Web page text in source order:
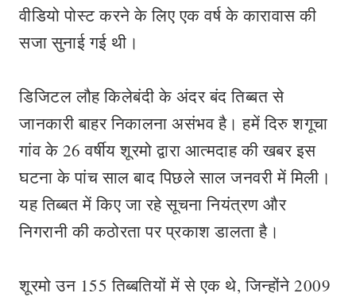
वीडियो पोस्ट करने के लिए एक वर्ष के कारावास की
सजा सुनाई गई थी।
डिजिटल लौह किलेबंदी के अंदर बंद तिब्बत से
जानकारी बाहर निकालना असंभव है। हमें दिरु शगूचा
गांव के 26 वर्षीय शूरमो द्वारा आत्मदाह की खबर इस
घटना के पांच साल बाद पिछले साल जनवरी में मिली।
यह तिब्बत में किए जा रहे सूचना नियंत्रण और
निगरानी की कठोरता पर प्रकाश डालता है।
शूरमो उन 155 तिब्बतियों में से एक थे, जिन्होंने 2009